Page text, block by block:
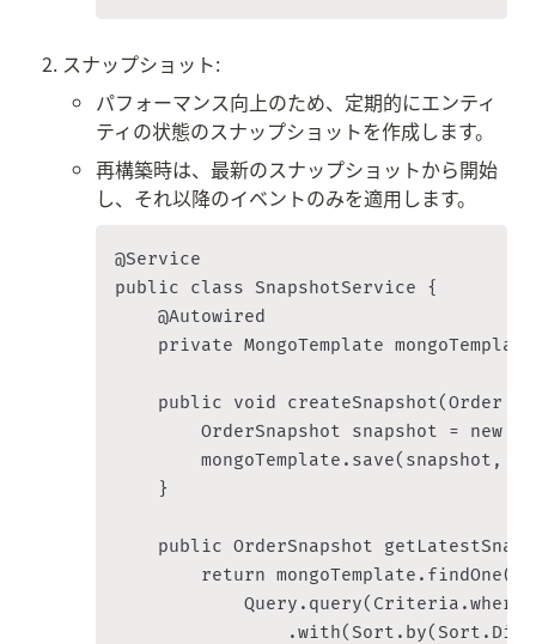
スナップショット:
パフォーマンス向上のため、定期的にエンティ
ティの状態のスナップショットを作成します。
再構築時は、最新のスナップショットから開始
し、それ以降のイベントのみを適用します。
@Service
public class SnapshotService {
    @Autowired
private MongoTemplate
public void createSnapshot(Order
OrderSnapshot snapshot = new
mongoTemplate.save(snapshot,
    }
public OrderSnapshot
        return mongoTemplate.findOne(